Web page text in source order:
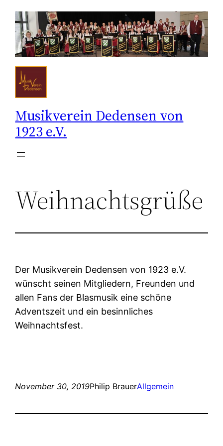
Zum
Inhalt
springen
Musikverein Dedensen von
1923 e.V.
Weihnachtsgrüße
Der Musikverein Dedensen von 1923 e.V.
wünscht seinen Mitgliedern, Freunden und
allen Fans der Blasmusik eine schöne
Adventszeit und ein besinnliches
Weihnachtsfest.
November 30, 2019Philip BrauerAllgemein